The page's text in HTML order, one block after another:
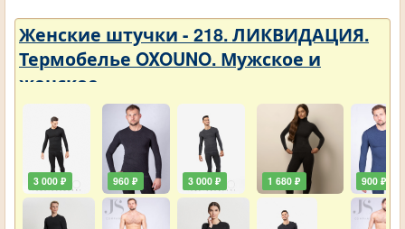
Женские штучки - 218. ЛИКВИДАЦИЯ.
Термобелье OXOUNO. Мужское и
женское
3 000 ₽ 960 ₽ 3 000 ₽ 1 680 ₽ 900 ₽